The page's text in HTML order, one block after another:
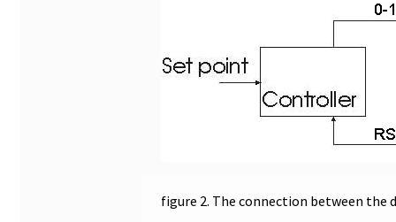
Druck- Messung und Datenlogger
figure 2. The connection between the